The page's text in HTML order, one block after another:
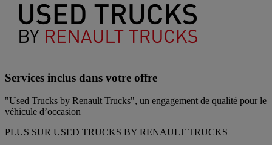
Services inclus dans votre offre
"Used Trucks by Renault Trucks", un engagement de qualité pour le
véhicule d’occasion
PLUS SUR USED TRUCKS BY RENAULT TRUCKS